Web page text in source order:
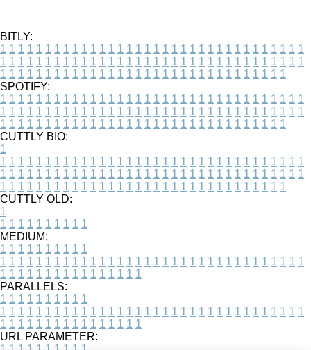
BITLY:
1 1 1 1 1 1 1 1 1 1 1 1 1 1 1 1 1 1 1 1 1 1 1 1 1 1 1 1 1 1 1 1 1 1
1 1 1 1 1 1 1 1 1 1 1 1 1 1 1 1 1 1 1 1 1 1 1 1 1 1 1 1 1 1 1 1 1 1
1 1 1 1 1 1 1 1 1 1 1 1 1 1 1 1 1 1 1 1 1 1 1 1 1 1 1 1 1 1 1 1
SPOTIFY:
1 1 1 1 1 1 1 1 1 1 1 1 1 1 1 1 1 1 1 1 1 1 1 1 1 1 1 1 1 1 1 1 1 1
1 1 1 1 1 1 1 1 1 1 1 1 1 1 1 1 1 1 1 1 1 1 1 1 1 1 1 1 1 1 1 1 1 1
1 1 1 1 1 1 1 1 1 1 1 1 1 1 1 1 1 1 1 1 1 1 1 1 1 1 1 1 1 1 1 1
CUTTLY BIO:
1
1 1 1 1 1 1 1 1 1 1 1 1 1 1 1 1 1 1 1 1 1 1 1 1 1 1 1 1 1 1 1 1 1 1
1 1 1 1 1 1 1 1 1 1 1 1 1 1 1 1 1 1 1 1 1 1 1 1 1 1 1 1 1 1 1 1 1 1
1 1 1 1 1 1 1 1 1 1 1 1 1 1 1 1 1 1 1 1 1 1 1 1 1 1 1 1 1 1 1 1
CUTTLY OLD:
1
1 1 1 1 1 1 1 1 1 1
MEDIUM:
1 1 1 1 1 1 1 1 1 1
1 1 1 1 1 1 1 1 1 1 1 1 1 1 1 1 1 1 1 1 1 1 1 1 1 1 1 1 1 1 1 1 1 1
1 1 1 1 1 1 1 1 1 1 1 1 1 1 1 1
PARALLELS:
1 1 1 1 1 1 1 1 1 1
1 1 1 1 1 1 1 1 1 1 1 1 1 1 1 1 1 1 1 1 1 1 1 1 1 1 1 1 1 1 1 1 1 1
1 1 1 1 1 1 1 1 1 1 1 1 1 1 1 1
URL PARAMETER: